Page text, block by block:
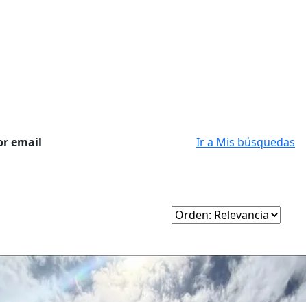
email Ir a Mis búsquedas